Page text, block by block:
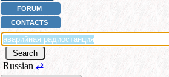
FORUM
CONTACTS
Russian ⇄